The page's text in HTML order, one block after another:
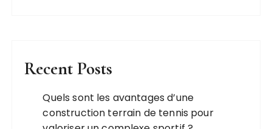
Recent Posts
Quels sont les avantages d’une
construction terrain de tennis pour